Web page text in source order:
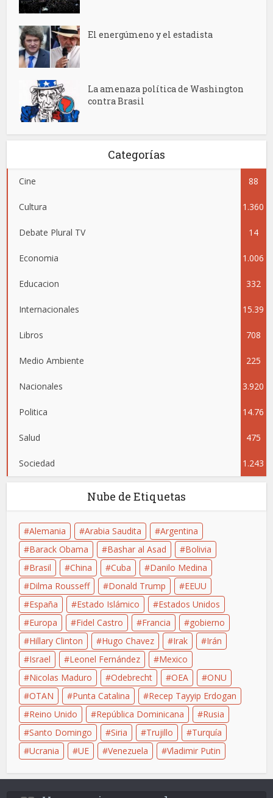
El energúmeno y el estadista
La amenaza política de Washington
contra Brasil
Categorías
Cine 88
Cultura 1.360
Debate Plural TV 14
Economia 1.006
Educacion 332
Internacionales 15.39
5
Libros 708
Medio Ambiente 225
Nacionales 3.920
Politica 14.76
4
Salud 475
Sociedad 1.243
Nube de Etiquetas
Alemania Arabia Saudita
Argentina
Barack Obama
Bashar al Asad
Bolivia
Brasil
China Cuba
Danilo Medina
Dilma Rousseff
Donald Trump
EEUU
España
Estado Islámico
Estados Unidos
Europa
Fidel Castro Francia
gobierno
Hillary Clinton
Hugo Chavez Irak
Irán
Israel
Leonel Fernández
Mexico
Nicolas Maduro
Odebrecht OEA
ONU
OTAN
Punta Catalina
Recep Tayyip Erdogan
Reino Unido
República Dominicana
Rusia
Santo Domingo
Siria Trujillo
Turquía
Ucrania
UE Venezuela Vladimir Putin